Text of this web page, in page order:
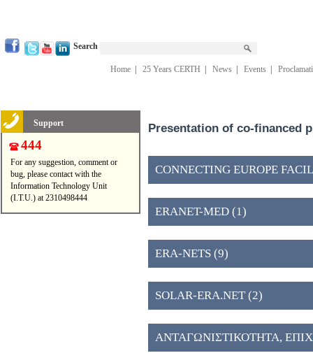
Search
Home 25 Years CERTH News Events
Support
444
For any suggestion, comment or
bug, please contact with the
Information Technology Unit
(I.T.U.) at 2310498444
Presentation of co-financed
CONNECTING EUROPE
ERANET-MED (1)
ERA-NETS (9)
SOLAR-ERA.NET (2)
ΑΝΤΑΓΩΝΙΣΤΙΚΟΤΗΤΑ,